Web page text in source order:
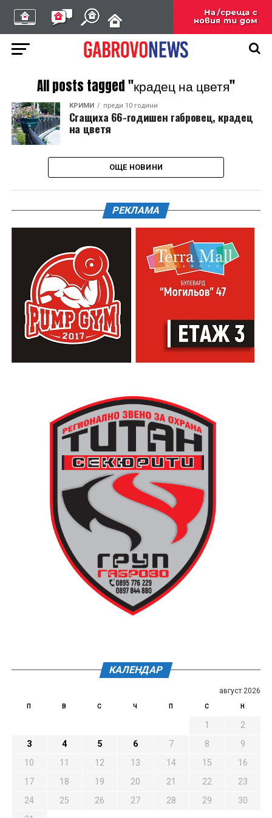
All posts tagged "крадец на цветя"
КРИМИ преди 10 години
Сгащиха 66-годишен габровец, крадец
на цветя
ОЩЕ НОВИНИ
РЕКЛАМА
КАЛЕНДАР
август 2026
П В С Ч П С Н
1
2
3
4 5 6 7 8
9
10
11 12 13 14 15
16
17
18 19 20 21 22
23
24
25 26 27 28 29
30